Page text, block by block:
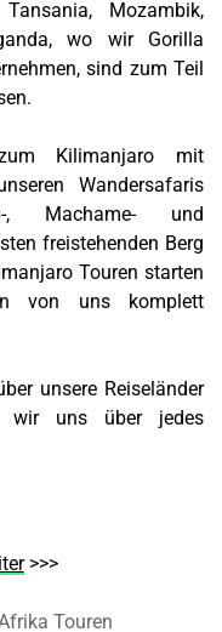
Mozambik,
wo wir Gorilla
sind zum Teil
Kilimanjaro mit
Wandersafaris
Machame- und
freistehenden Berg
Touren starten
von uns komplett
unsere Reiseländer
wir uns über jedes
>>>